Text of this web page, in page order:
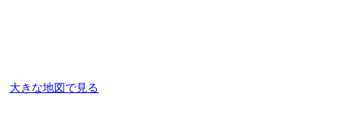
大きな地図で見る